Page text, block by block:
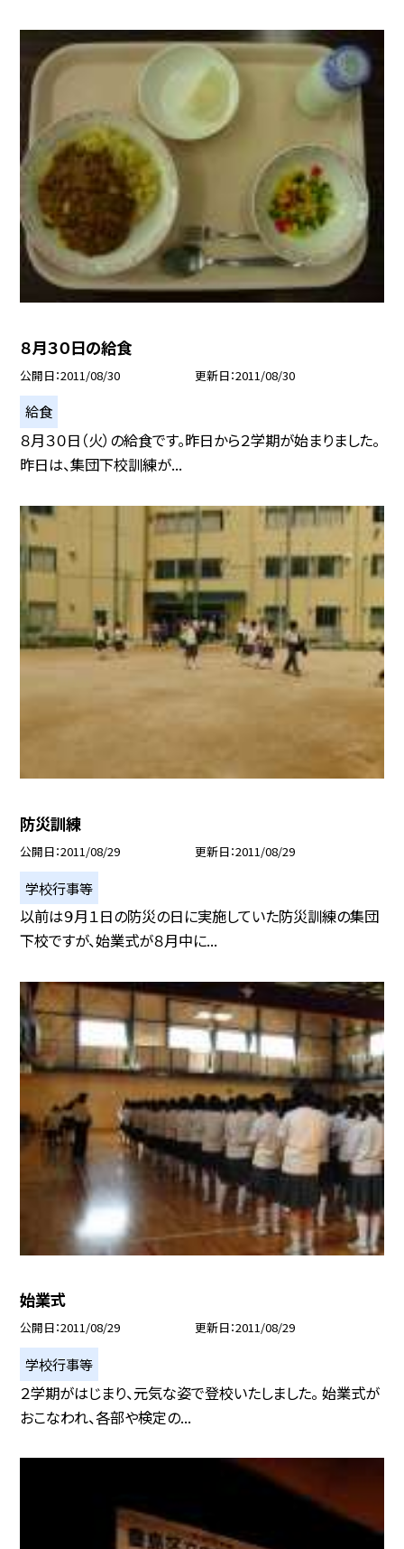
８月３０日の給食
公開日 2011/08/30 更新日 2011/08/30
給食
８月３０日（火）の給食です。昨日から２学期が始まりました。
昨日は、集団下校訓練が...
防災訓練
公開日 2011/08/29 更新日 2011/08/29
学校行事等
以前は９月１日の防災の日に実施していた防災訓練の集団
下校ですが、始業式が８月中に...
始業式
公開日 2011/08/29 更新日 2011/08/29
学校行事等
２学期がはじまり、元気な姿で登校いたしました。 始業式が
おこなわれ、各部や検定の...